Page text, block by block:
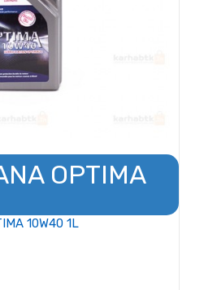
OPTIMA
10W40 1L